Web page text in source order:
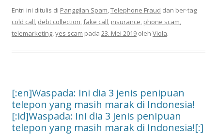
Entri ini ditulis di Panggilan Spam,Telephone Fraud dan ber-tag
cold call, debt collection,fake call, insurance, phone scam,
telemarketing,yes scam pada 23. Mei 2019 oleh Viola.
[:en]Waspada: Ini dia 3 jenis penipuan
telepon yang masih marak di Indonesia!
[:id]Waspada: Ini dia 3 jenis penipuan
telepon yang masih marak di Indonesia![:]